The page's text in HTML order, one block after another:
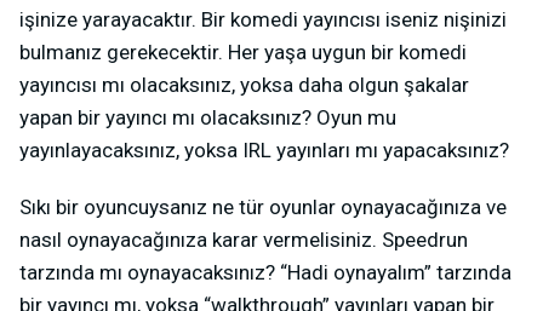
işinize yarayacaktır. Bir komedi yayıncısı iseniz nişinizi
bulmanız gerekecektir. Her yaşa uygun bir komedi
yayıncısı mı olacaksınız, yoksa daha olgun şakalar
yapan bir yayıncı mı olacaksınız? Oyun mu
yayınlayacaksınız, yoksa IRL yayınları mı yapacaksınız?
Sıkı bir oyuncuysanız ne tür oyunlar oynayacağınıza ve
nasıl oynayacağınıza karar vermelisiniz. Speedrun
tarzında mı oynayacaksınız? “Hadi oynayalım” tarzında
bir yayıncı mı, yoksa “walkthrough” yayınları yapan bir